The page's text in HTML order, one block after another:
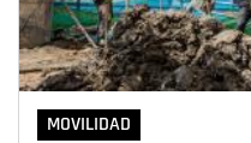
MOVILIDAD